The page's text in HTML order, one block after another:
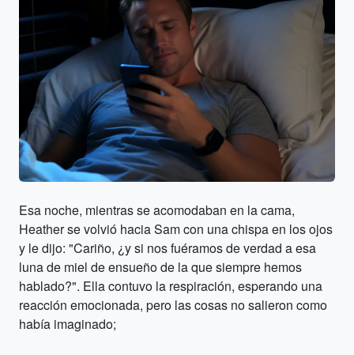
Esa noche, mientras se acomodaban en la cama,
Heather se volvió hacia Sam con una chispa en los ojos
y le dijo: "Cariño, ¿y si nos fuéramos de verdad a esa
luna de miel de ensueño de la que siempre hemos
hablado?". Ella contuvo la respiración, esperando una
reacción emocionada, pero las cosas no salieron como
había imaginado;